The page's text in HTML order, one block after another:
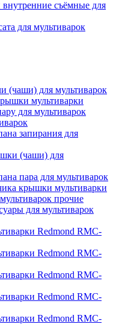
съёмные для
для мультиварок
(чаши) для мультиварок
мультиварки
для мультиварок
запирания для
(чаши) для
пара для мультиварок
крышки мультиварки
прочие
для мультиварок
Redmond RMC-
Redmond RMC-
Redmond RMC-
Redmond RMC-
Redmond RMC-